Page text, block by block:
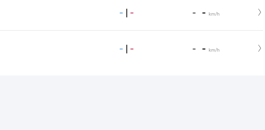
- | - - - km/h
- | - - - km/h